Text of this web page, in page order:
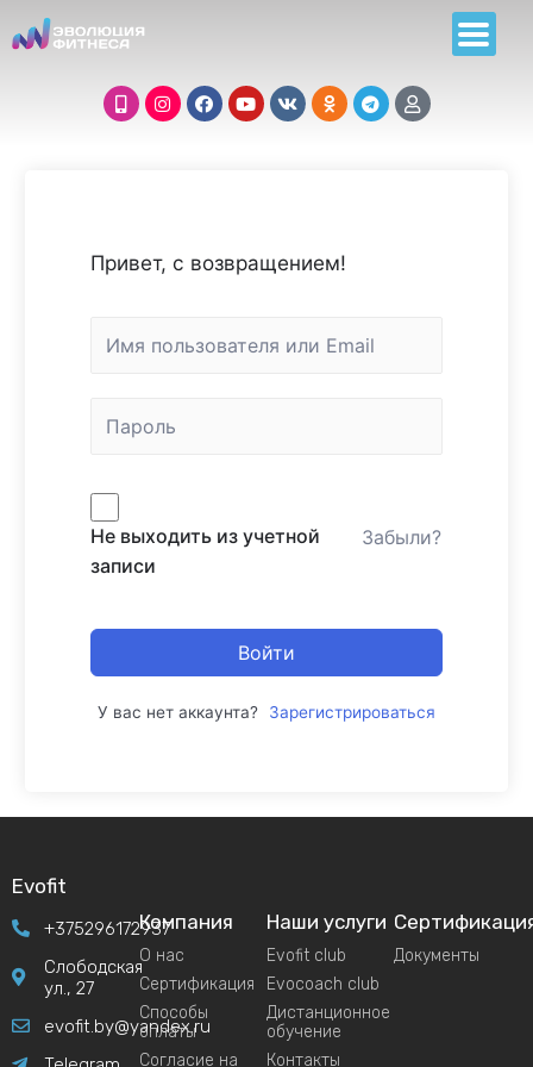
Привет, с возвращением!
Не выходить из учетной
записи
Забыли?
Войти
У вас нет аккаунта? Зарегистрироваться
Evofit
+375296172937
Слободская
ул., 27
evofit.by@yandex.ru
Компания
О нас
Сертификация
Способы
оплаты
Согласие на
Наши услуги
Evofit club
Evocoach club
Дистанционное
обучение
Контакты
Документы